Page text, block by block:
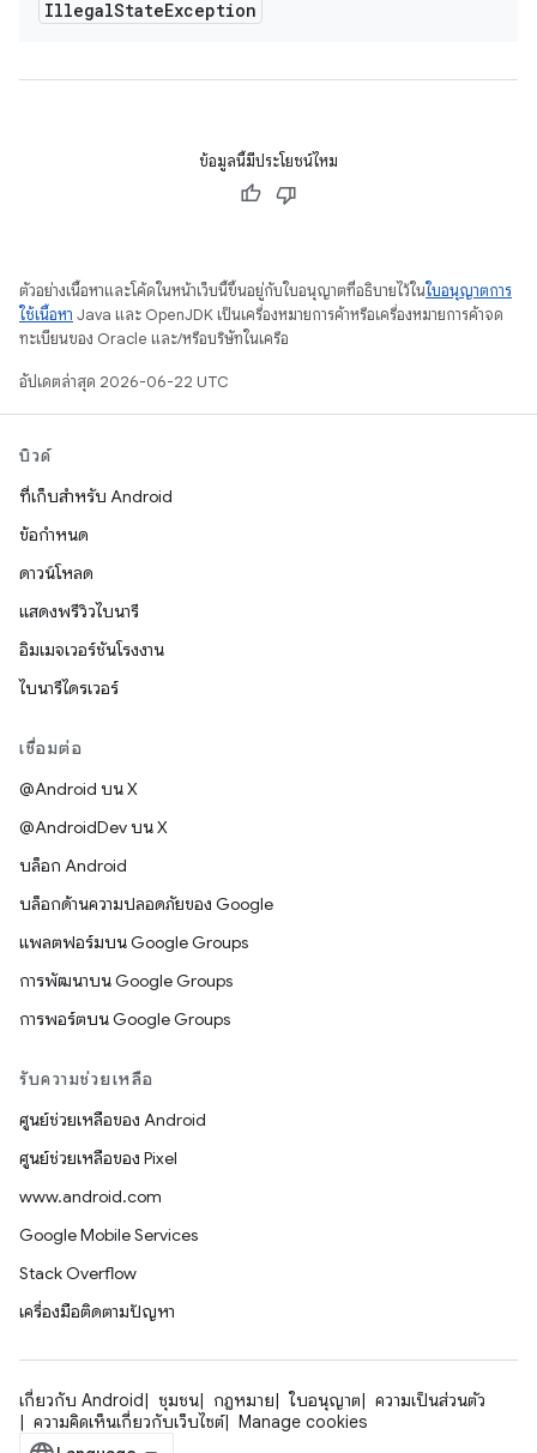
IllegalStateException
ข้อมูลนี้มีประโยชน์ไหม
ตัวอย่างเนื้อหาและโค้ดในหน้าเว็บนี้ขึ้นอยู่กับใบอนุญาตที่อธิบายไว้ในใบอนุญาตการ
ใช้เนื้อหา Java และ OpenJDK เป็นเครื่องหมายการค้าหรือเครื่องหมายการค้าจด
ทะเบียนของ Oracle และ/หรือบริษัทในเครือ
อัปเดตล่าสุด 2026-06-22 UTC
บิวด์
ที่เก็บสำหรับ Android
ข้อกำหนด
ดาวน์โหลด
แสดงพรีวิวไบนารี
อิมเมจเวอร์ชันโรงงาน
ไบนารีไดรเวอร์
เชื่อมต่อ
@Android บน X
@AndroidDev บน X
บล็อก Android
บล็อกด้านความปลอดภัยของ Google
แพลตฟอร์มบน Google Groups
การพัฒนาบน Google Groups
การพอร์ตบน Google Groups
รับความช่วยเหลือ
ศูนย์ช่วยเหลือของ Android
ศูนย์ช่วยเหลือของ Pixel
www.android.com
Google Mobile Services
Stack Overflow
เครื่องมือติดตามปัญหา
เกี่ยวกับ Android ชุมชน กฎหมาย ใบอนุญาต
ความเป็นส่วนตัว
ความคิดเห็นเกี่ยวกับเว็บไซต์
Manage cookies